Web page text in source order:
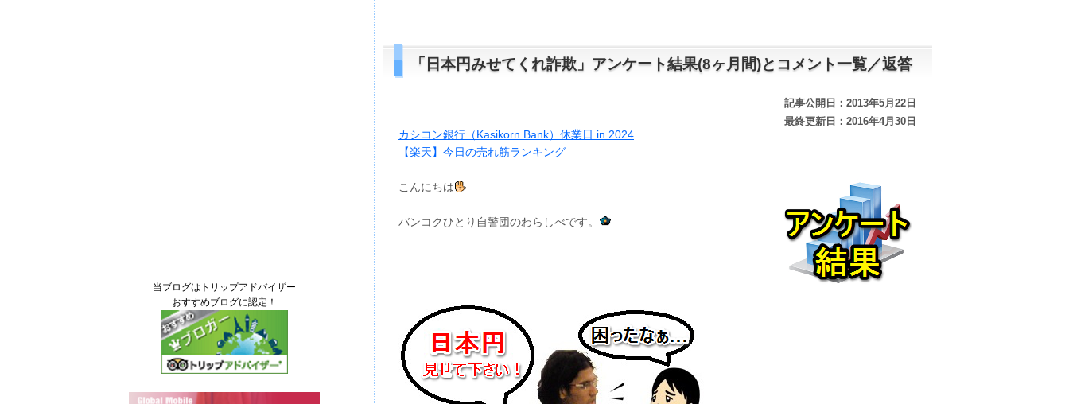
「日本円みせてくれ詐欺」アンケート結果(8ヶ月間)とコメント一覧／返答
記事公開日：2013年5月22日
最終更新日：2016年4月30日
カシコン銀行（Kasikorn Bank）休業日 in 2024
【楽天】今日の売れ筋ランキング
こんにちは
バンコクひとり自警団のわらしべです。
当ブログはトリップアドバイザー
おすすめブログに認定！